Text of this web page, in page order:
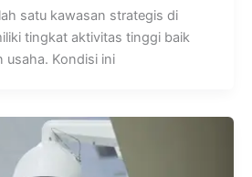
satu kawasan strategis di
tingkat aktivitas tinggi baik
usaha. Kondisi ini